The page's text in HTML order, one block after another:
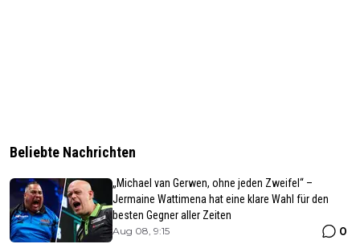
Beliebte Nachrichten
„Michael van Gerwen, ohne jeden Zweifel“ –
Jermaine Wattimena hat eine klare Wahl für den
besten Gegner aller Zeiten
Aug 08, 9:15 0